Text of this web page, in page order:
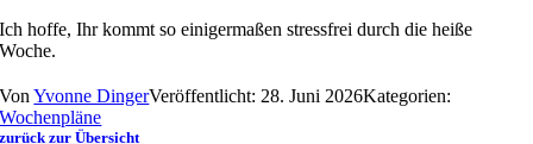
Ich hoffe, Ihr kommt so einigermaßen stressfrei durch die heiße
Woche.
VonYvonne DingerVeröffentlicht: 28. Juni 2026Kategorien:
Wochenpläne
zurück zur Übersicht